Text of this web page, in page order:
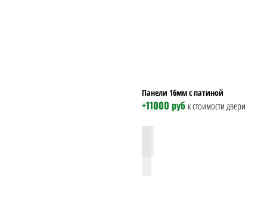
Панели 16мм с патиной
+11000 руб к стоимости двери